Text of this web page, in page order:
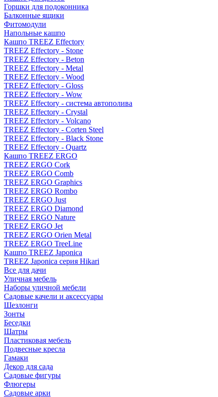
Горшки для подоконника
Балконные ящики
Фитомодули
Напольные кашпо
Кашпо TREEZ Effectory
TREEZ Effectory - Stone
TREEZ Effectory - Beton
TREEZ Effectory - Metal
TREEZ Effectory - Wood
TREEZ Effectory - Gloss
TREEZ Effectory - Wow
TREEZ Effectory - система автополива
TREEZ Effectory - Crystal
TREEZ Effectory - Volcano
TREEZ Effectory - Corten Steel
TREEZ Effectory - Black Stone
TREEZ Effectory - Quartz
Кашпо TREEZ ERGO
TREEZ ERGO Cork
TREEZ ERGO Comb
TREEZ ERGO Graphics
TREEZ ERGO Rombo
TREEZ ERGO Just
TREEZ ERGO Diamond
TREEZ ERGO Nature
TREEZ ERGO Jet
TREEZ ERGO Orien Metal
TREEZ ERGO TreeLine
Кашпо TREEZ Japonica
TREEZ Japonica серия Hikari
Все для дачи
Уличная мебель
Наборы уличной мебели
Садовые качели и аксессуары
Шезлонги
Зонты
Беседки
Шатры
Пластиковая мебель
Подвесные кресла
Гамаки
Декор для сада
Садовые фигуры
Флюгеры
Садовые арки